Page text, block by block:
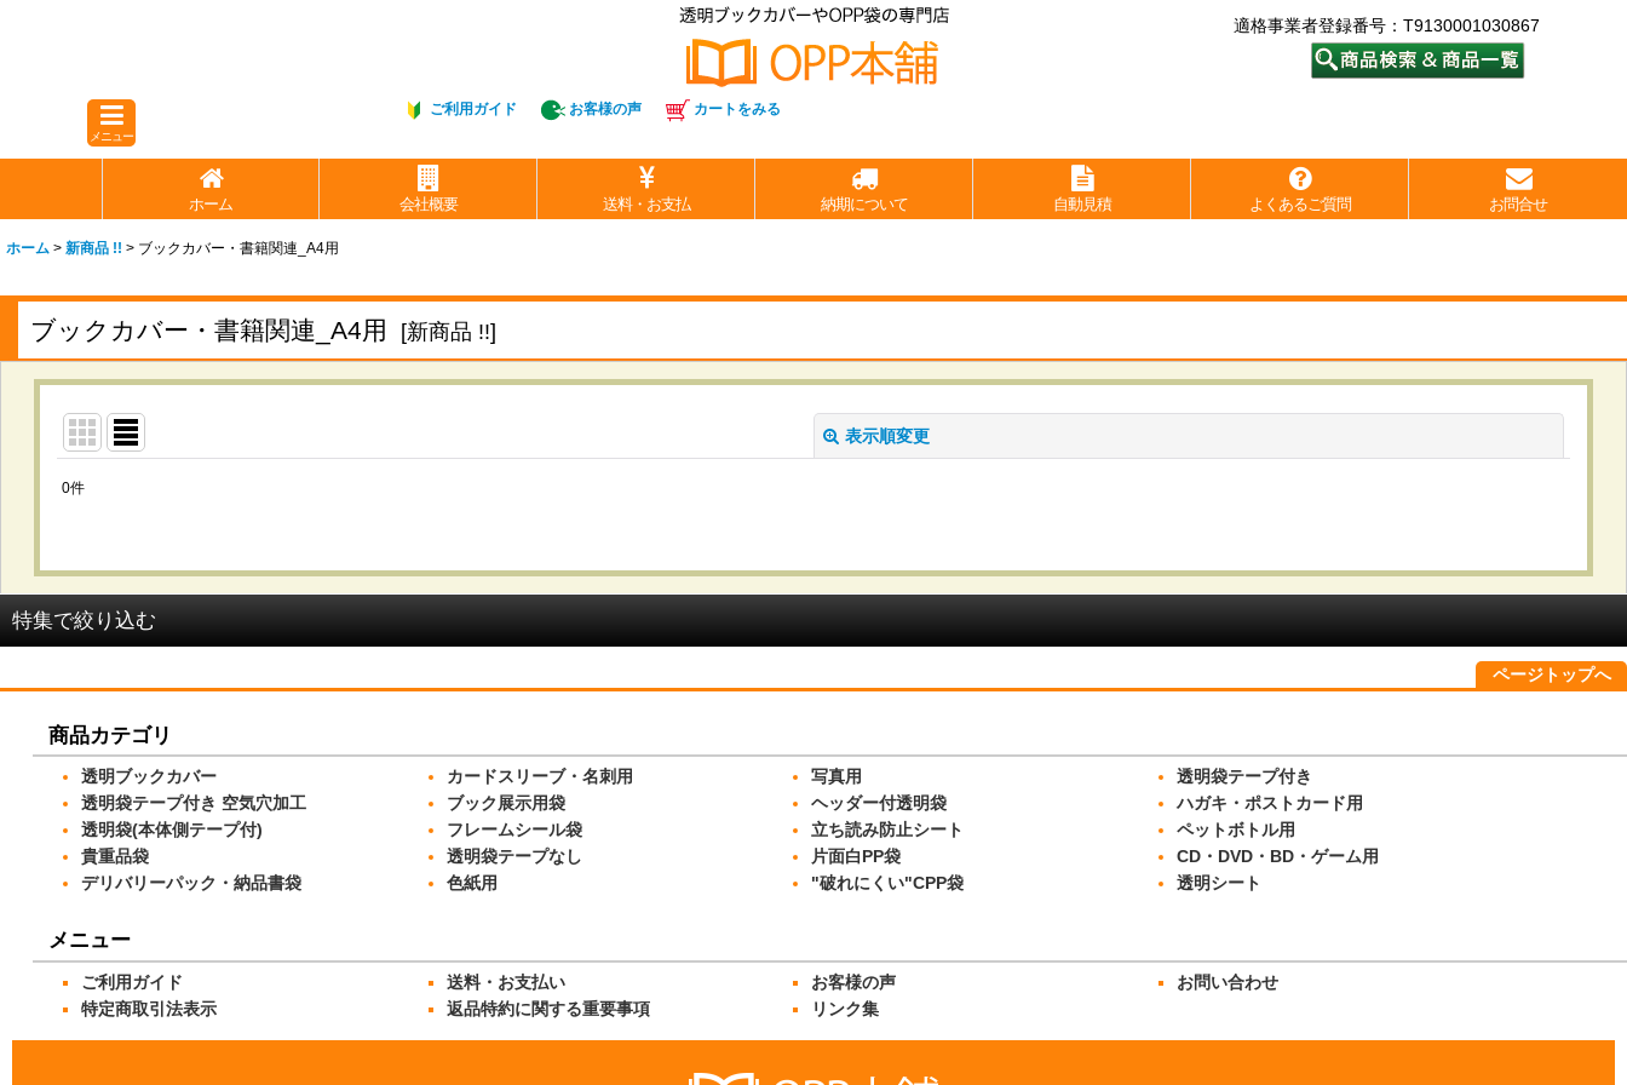
適格事業者登録番号：T9130001030867
ご利用ガイド お客様の声 カートをみる
メニュー
ホーム 会社概要 送料・お支払 納期について 自動見積 よくあるご質問 お問合せ
ホーム > 新商品 !! > ブックカバー・書籍関連_A4用
ブックカバー・書籍関連_A4用 [新商品 !!]
表示順変更
並び順:
0件
特集で絞り込む
OPP袋 テープ付_#25
OPP袋 テープ付_#30
OPP袋 テープ付_#40
OPP袋 テープ付_#50
OPP袋(本体側テープ付)_開閉自在テープ
OPP袋(本体側テープ付)_密着テープ
OPP袋 テープなし_#25
ページトップへ
商品カテゴリ
透明ブックカバー カードスリーブ・名刺用 写真用
透明袋テープ付き
透明袋テープ付き 空気穴加工
ブック展示用袋 ヘッダー付透明袋
ハガキ・ポストカード用
透明袋(本体側テープ付)
フレームシール袋 立ち読み防止シート
ペットボトル用
貴重品袋
透明袋テープなし 片面白PP袋
CD・DVD・BD・ゲーム用
デリバリーパック・納品書袋
色紙用 "破れにくい"CPP袋 透明シート
メニュー
ご利用ガイド 送料・お支払い お客様の声
お問い合わせ
特定商取引法表示
返品特約に関する重要事項 リンク集